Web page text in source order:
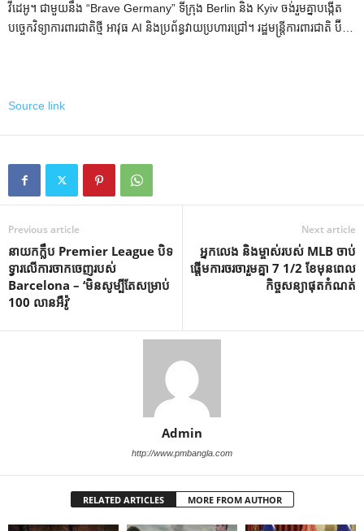
វីដេអូ។ ជាមួយនឹង “Brave Germany” ទីក្រុង Berlin និង Kyiv ចង់រួមគ្នាបង្កើត
បច្ចេកវិទ្យាការពារជាតិថ្មី អាវុធ AI និងប្រព័ន្ធវាយប្រហារជ្រៅ។ រដ្ឋមន្ត្រីការពារជាតិ ប៊ី…
Source link
Previous article
នាយកក្លឹប Premier League បិទ
ទ្វារលើការចាកចេញរបស់
Barcelona – ‘មិនសូម្បីតែសម្រាប់
100 លានអឺរ៉ូ’
Next article
អ្នកលេង និងម្ចាស់របស់ MLB ចាប់
ផ្តើមការចរចារួមគ្នា 7 1/2 ខែមុនពេល
កិច្ចសន្យាផុតកំណត់
Admin
http://www.pmbangla.com
RELATED ARTICLES MORE FROM AUTHOR